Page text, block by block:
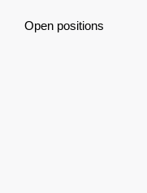
Open positions